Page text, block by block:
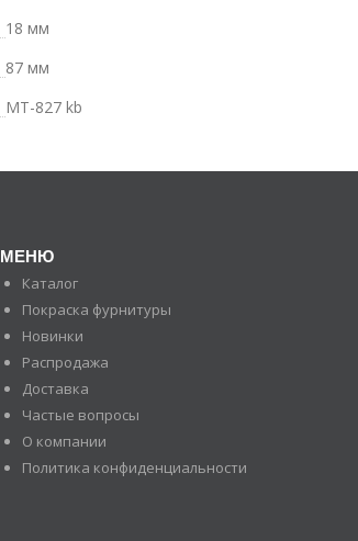
18 мм
87 мм
MT-827 kb
МЕНЮ
Каталог
Покраска фурнитуры
Новинки
Распродажа
Доставка
Частые вопросы
О компании
Политика конфиденциальности